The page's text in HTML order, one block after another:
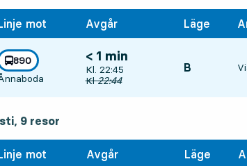
mot Avgår Läge
linje
890
mot
< 1 min
Avgår, Kl. 22:45, om mindre än en
Kl. 22:45
Ursprunglig avgångstid
Kl22:44
LÄGE,
B
9resor
9 resor
mot Avgår Läge